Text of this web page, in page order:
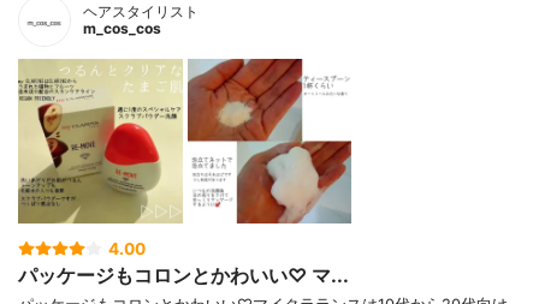
ヘアスタイリスト
m_cos_cos
4.00
パッケージもコロンとかわいい♡ マ...